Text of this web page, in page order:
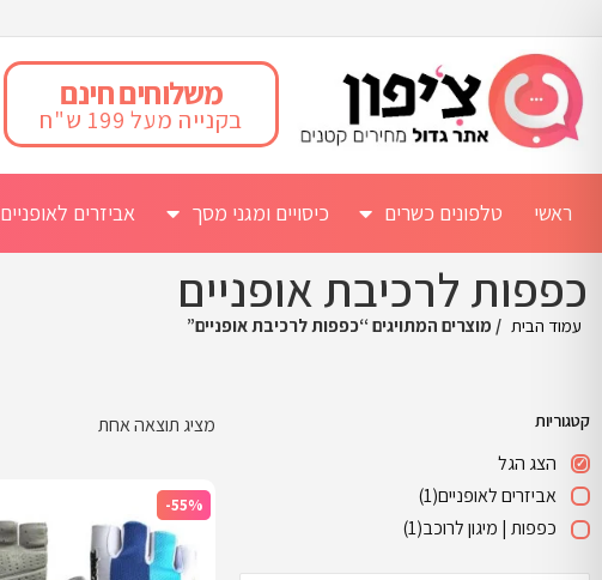
משלוחים חינם
בקנייה מעל 199 ש"ח
ראשי טלפונים כשרים כיסויים ומגני מסך אביזרים לאופניים
כפפות לרכיבת אופניים
עמוד הבית / מוצרים המתויגים “כפפות לרכיבת אופניים”
קטגוריות
הצג הגל
אביזרים לאופניים(1)
כפפות | מיגון לרוכב(1)
מציג תוצאה אחת
-55%